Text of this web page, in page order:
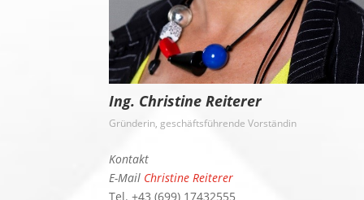
Ing. Christine Reiterer
Gründerin, geschäftsführende Vorständin
Kontakt
E-Mail Christine Reiterer
Tel. +43 (699) 17432555